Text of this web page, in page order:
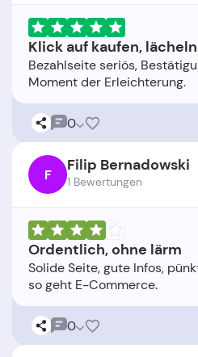
Klick auf kaufen, lächeln
Bezahlseite seriös,
0
F Filip Bernadowski
1 Bewertungen
Ordentlich, ohne lärm
Solide Seite, gute Infos,
0